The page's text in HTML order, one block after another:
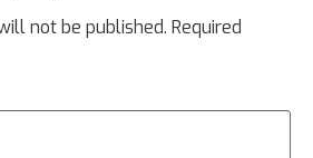
not be published. Required